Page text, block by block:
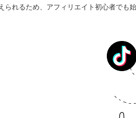
られるため、アフィリエイト初心者でも